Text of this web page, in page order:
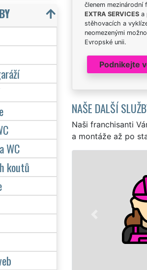
členem mezinárodní
EXTRA SERVICESa
stěhovacích a
neomezenými
Evropské unii.
Podnikejte
NAŠE DALŠÍ
Naši franchisanti
a montáže až po
WC
koutů